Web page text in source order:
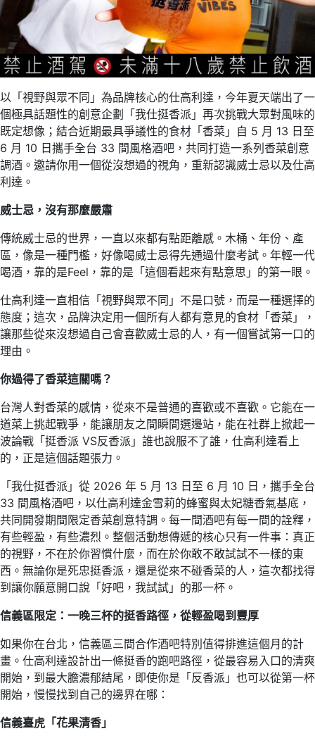
以「視野與眾不同」為品牌核心的仕高利達，今年夏天端出了一
個極具話題性的創意企劃「我仕挺香派」再次挑戰大眾對風味的
既定想像；結合近期最具爭議性的食材「香菜」自 5 月 13 日至
6 月 10 日攜手全台 33 間風格酒吧，共同打造一系列香菜創意
調酒。邀請你用一個從沒想過的視角，重新認識威士忌以及仕高
利達。
威士忌，沒有那麼嚴肅
傳統威士忌的世界，一直以來都有點距離感。木桶、年份、產
區，像是一種門檻，好像喝威士忌得先通過什麼考試。年輕一代
喝酒，靠的是Feel，靠的是「這個看起來有點意思」的第一眼。
仕高利達一直相信「視野與眾不同」不是口號，而是一種選擇的
態度；這次，品牌決定用一個所有人都有意見的食材「香菜」，
讓那些從來沒想過自己會喜歡威士忌的人，有一個嘗試第一口的
理由。
你過得了香菜這關嗎？
台灣人對香菜的感情，從來不是普通的喜歡或不喜歡。它能在一
道菜上挑起戰爭，能讓朋友之間瞬間選邊站，能在社群上掀起一
波論戰「挺香派 VS反香派」誰也說服不了誰，仕高利達看上
的，正是這個話題張力。
「我仕挺香派」從 2026 年 5 月 13 日至 6 月 10 日，攜手全台
33 間風格酒吧，以仕高利達金雪莉的蜂蜜與太妃糖香氣基底，
共同開發期間限定香菜創意特調。每一間酒吧有每一間的詮釋，
有些輕盈，有些濃烈。整個活動想傳遞的核心只有一件事：真正
的視野，不在於你習慣什麼，而在於你敢不敢試試不一樣的東
西。無論你是死忠挺香派，還是從來不碰香菜的人，這次都找得
到讓你願意開口說「好吧，我試試」的那一杯。
信義區限定：一晚三杯的挺香路徑，從輕盈喝到豐厚
如果你在台北，信義區三間合作酒吧特別值得排進這個月的計
畫。仕高利達設計出一條挺香的跑吧路徑，從最容易入口的清爽
開始，到最大膽濃郁結尾，即使你是「反香派」也可以從第一杯
開始，慢慢找到自己的邊界在哪：
信義臺虎「花果清香」